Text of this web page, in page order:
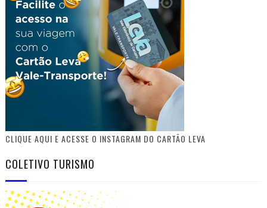
CLIQUE AQUI E ACESSE O INSTAGRAM DO CARTÃO LEVA
COLETIVO TURISMO